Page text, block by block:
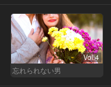
Vol.4
忘れられない男